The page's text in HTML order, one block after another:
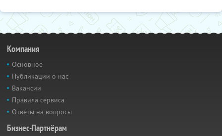
Компания
Основное
Публикации о нас
Вакансии
Правила сервиса
Ответы на вопросы
Бизнес-Партнёрам